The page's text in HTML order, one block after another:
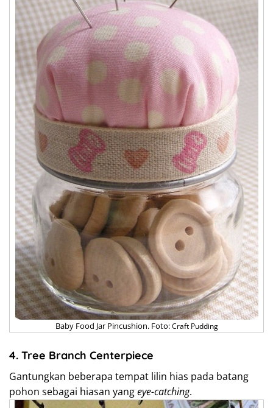
Baby Food Jar Pincushion. Foto:Craft Pudding
4. Tree Branch Centerpiece
Gantungkan beberapa tempat lilin hias pada batang
pohon sebagai hiasan yangeye-catching.